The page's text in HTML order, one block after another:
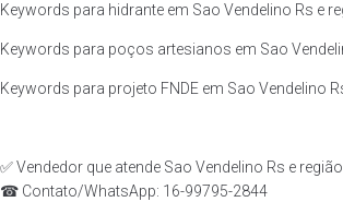
Keywords para hidrante em Sao Vendelino Rs e
Keywords para poços artesianos em Sao
Keywords para projeto FNDE em Sao Vendelino
✅ Vendedor que atende Sao Vendelino Rs e
☎ Contato/WhatsApp: 16-99795-2844